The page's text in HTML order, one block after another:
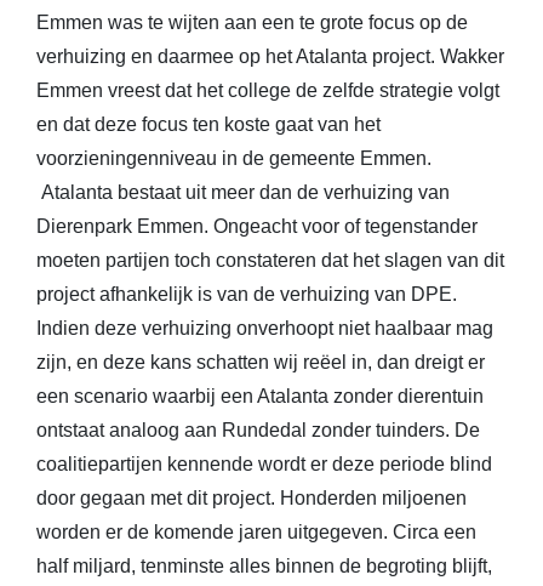
Emmen was te wijten aan een te grote focus op de
verhuizing en daarmee op het Atalanta project. Wakker
Emmen vreest dat het college de zelfde strategie volgt
en dat deze focus ten koste gaat van het
voorzieningenniveau in de gemeente Emmen.
Atalanta bestaat uit meer dan de verhuizing van
Dierenpark Emmen. Ongeacht voor of tegenstander
moeten partijen toch constateren dat het slagen van dit
project afhankelijk is van de verhuizing van DPE.
Indien deze verhuizing onverhoopt niet haalbaar mag
zijn, en deze kans schatten wij reëel in, dan dreigt er
een scenario waarbij een Atalanta zonder dierentuin
ontstaat analoog aan Rundedal zonder tuinders. De
coalitiepartijen kennende wordt er deze periode blind
door gegaan met dit project. Honderden miljoenen
worden er de komende jaren uitgegeven. Circa een
half miljard, tenminste alles binnen de begroting blijft,